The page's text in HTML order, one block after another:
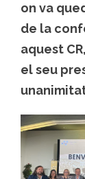
on va
de la
aquest
el seu